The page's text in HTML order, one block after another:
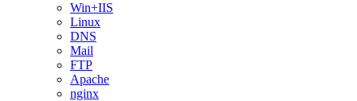
Win+IIS
Linux
DNS
Mail
FTP
Apache
nginx